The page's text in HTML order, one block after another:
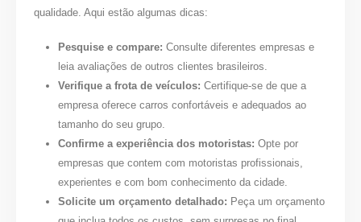
qualidade. Aqui estão algumas dicas:
Pesquise e compare: Consulte diferentes empresas e
leia avaliações de outros clientes brasileiros.
Verifique a frota de veículos: Certifique-se de que a
empresa oferece carros confortáveis e adequados ao
tamanho do seu grupo.
Confirme a experiência dos motoristas: Opte por
empresas que contem com motoristas profissionais,
experientes e com bom conhecimento da cidade.
Solicite um orçamento detalhado: Peça um orçamento